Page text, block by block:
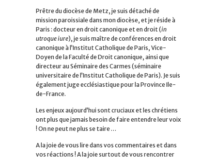
Prêtre du diocèse de Metz, je suis détaché de
mission paroissiale dans mon diocèse, et je réside à
Paris : docteur en droit canonique et en droit (in
utroque iure), je suis maître de conférences en droit
canonique à l’Institut Catholique de Paris, Vice-
Doyen de la Faculté de Droit canonique, ainsi que
directeur au Séminaire des Carmes (séminaire
universitaire de l’Institut Catholique de Paris). Je suis
également juge ecclésiastique pour la Province Ile-
de-France.
Les enjeux aujourd’hui sont cruciaux et les chrétiens
ont plus que jamais besoin de faire entendre leur voix
! On ne peut ne plus se taire …
A la joie de vous lire dans vos commentaires et dans
vos réactions ! A la joie surtout de vous rencontrer